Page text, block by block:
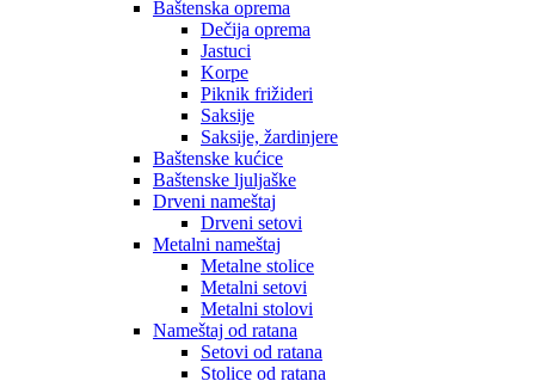
Baštenska oprema
Dečija oprema
Jastuci
Korpe
Piknik frižideri
Saksije
Saksije, žardinjere
Baštenske kućice
Baštenske ljuljaške
Drveni nameštaj
Drveni setovi
Metalni nameštaj
Metalne stolice
Metalni setovi
Metalni stolovi
Nameštaj od ratana
Setovi od ratana
Stolice od ratana